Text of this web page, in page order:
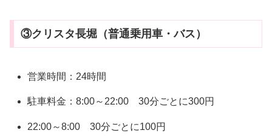
③クリスタ長堀（普通乗用車・バス）
営業時間：24時間
駐車料金：8:00～22:00 30分ごとに300円
22:00～8:00 30分ごとに100円